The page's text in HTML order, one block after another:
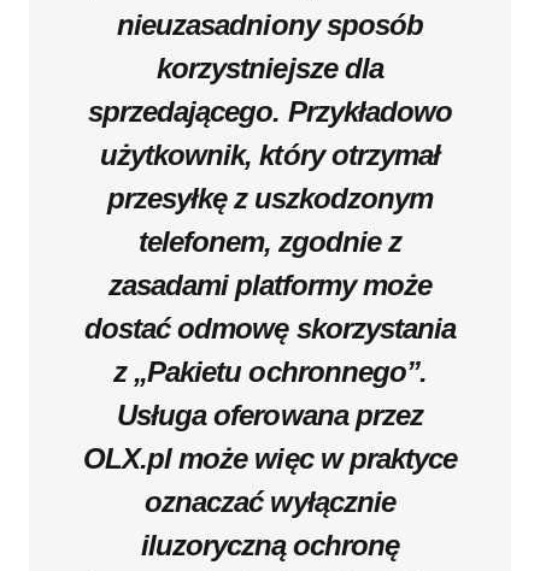
nieuzasadniony sposób
korzystniejsze dla
sprzedającego. Przykładowo
użytkownik, który otrzymał
przesyłkę z uszkodzonym
telefonem, zgodnie z
zasadami platformy może
dostać odmowę skorzystania
z „Pakietu ochronnego”.
Usługa oferowana przez
OLX.pl może więc w praktyce
oznaczać wyłącznie
iluzoryczną ochronę